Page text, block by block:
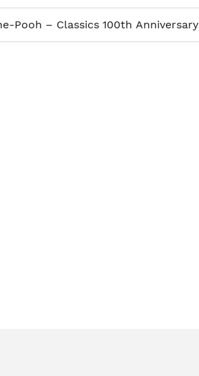
Pooh – Classics 100th Anniversary